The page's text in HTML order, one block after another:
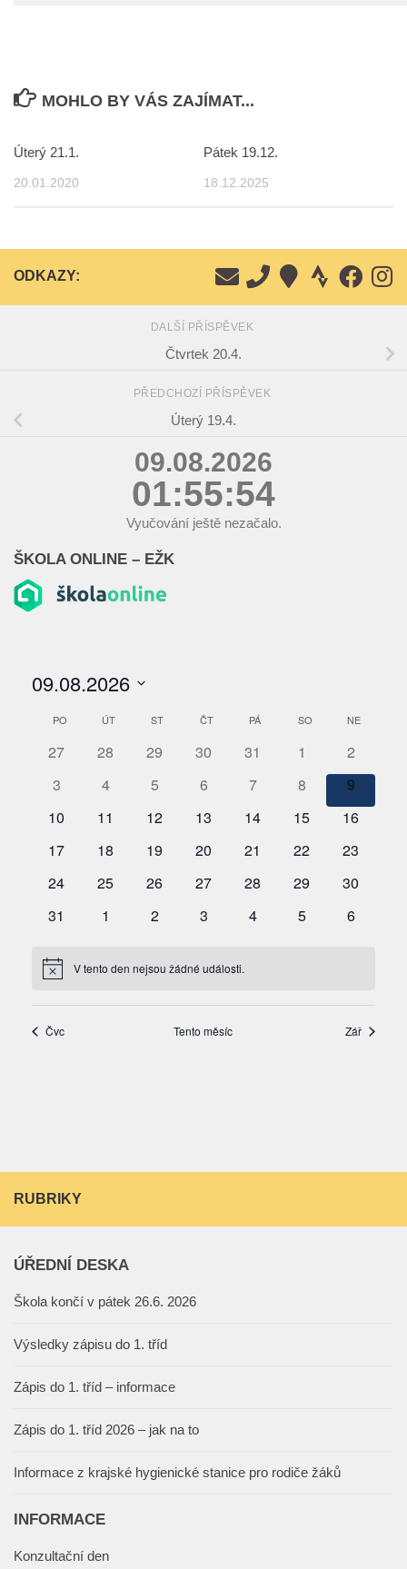
MOHLO BY VÁS ZAJÍMAT...
Úterý 21.1.
20.01.2020
Pátek 19.12.
18.12.2025
ODKAZY:
DALŠÍ PŘÍSPĚVEK
Čtvrtek 20.4.
PŘEDCHOZÍ PŘÍSPĚVEK
Úterý 19.4.
09.08.2026
01:55:55
Vyučování ještě nezačalo.
ŠKOLA ONLINE – EŽK
RUBRIKY
ÚŘEDNÍ DESKA
Škola končí v pátek 26.6. 2026
Výsledky zápisu do 1. tříd
Zápis do 1. tříd – informace
Zápis do 1. tříd 2026 – jak na to
Informace z krajské hygienické stanice pro rodiče žáků
INFORMACE
Konzultační den